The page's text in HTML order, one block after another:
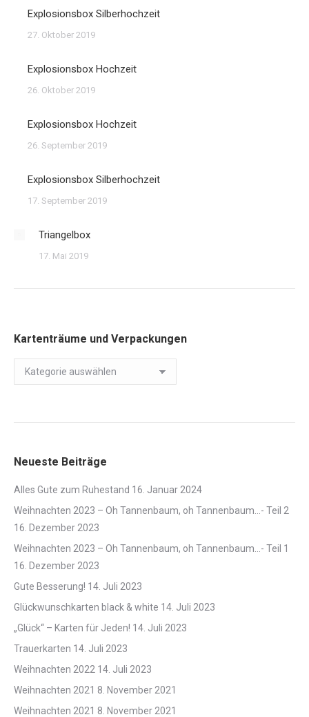
Explosionsbox Silberhochzeit
27. Oktober 2019
Explosionsbox Hochzeit
26. Oktober 2019
Explosionsbox Hochzeit
26. September 2019
Explosionsbox Silberhochzeit
17. September 2019
Triangelbox
17. Mai 2019
Kartenträume und Verpackungen
Kartenträume
und
Neueste Beiträge
Alles Gute zum Ruhestand 16. Januar 2024
Weihnachten 2023 – Oh Tannenbaum, oh Tannenbaum…- Teil 2
16. Dezember 2023
Weihnachten 2023 – Oh Tannenbaum, oh Tannenbaum…- Teil 1
16. Dezember 2023
Gute Besserung! 14. Juli 2023
Glückwunschkarten black & white 14. Juli 2023
„Glück“ – Karten für Jeden! 14. Juli 2023
Trauerkarten 14. Juli 2023
Weihnachten 2022 14. Juli 2023
Weihnachten 2021 8. November 2021
Weihnachten 2021 8. November 2021